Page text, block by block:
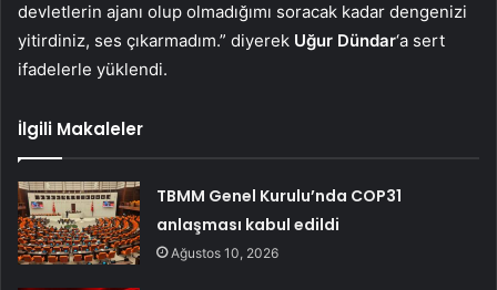
devletlerin ajanı olup olmadığımı soracak kadar dengenizi
yitirdiniz, ses çıkarmadım.” diyerek Uğur Dündar‘a sert
ifadelerle yüklendi.
İlgili Makaleler
TBMM Genel Kurulu’nda COP31
anlaşması kabul edildi
Ağustos 10, 2026